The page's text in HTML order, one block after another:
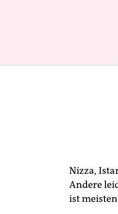
Nizza,
Andere
ist